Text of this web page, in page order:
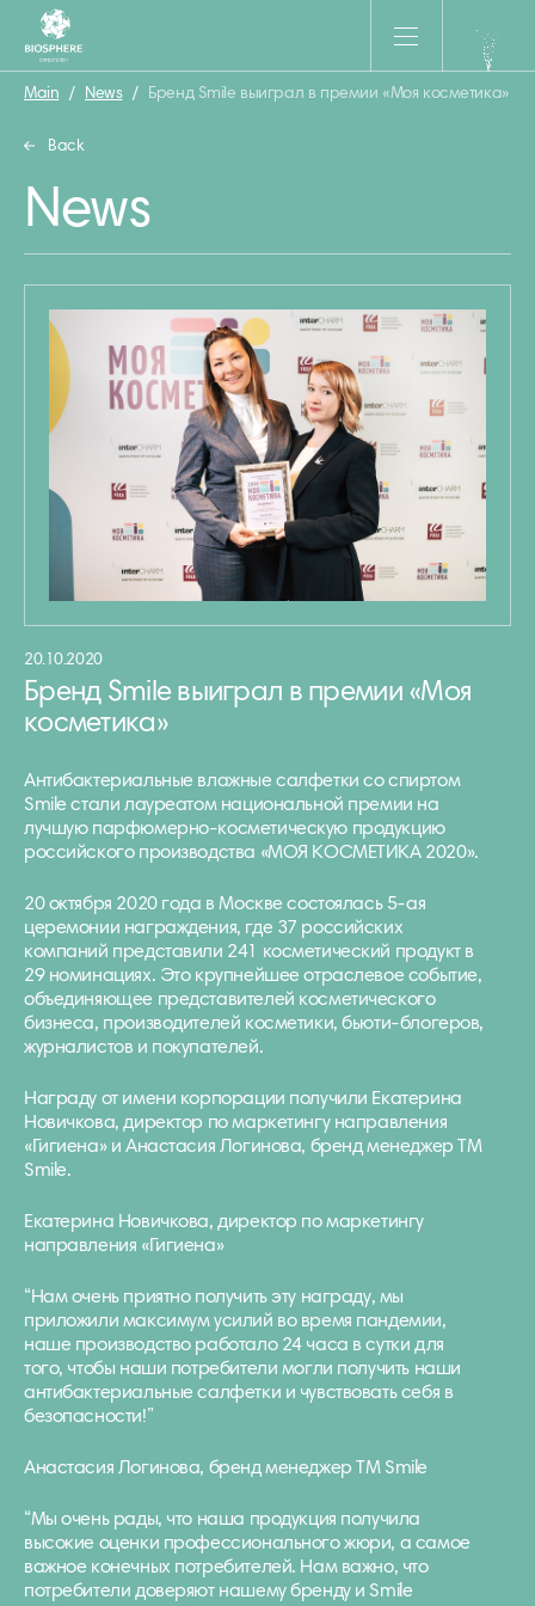
Main / News / Бренд Smile выиграл в премии «Моя косметика»
Back
News
20.10.2020
Бренд Smile выиграл в премии «Моя
косметика»
Антибактериальные влажные салфетки со спиртом
Smile стали лауреатом национальной премии на
лучшую парфюмерно-косметическую продукцию
российского производства «МОЯ КОСМЕТИКА 2020».
20 октября 2020 года в Москве состоялась 5-ая
церемонии награждения, где 37 российских
компаний представили 241 косметический продукт в
29 номинациях. Это крупнейшее отраслевое событие,
объединяющее представителей косметического
бизнеса, производителей косметики, бьюти-блогеров,
журналистов и покупателей.
Награду от имени корпорации получили Екатерина
Новичкова, директор по маркетингу направления
«Гигиена» и Анастасия Логинова, бренд менеджер ТМ
Smile.
Екатерина Новичкова, директор по маркетингу
направления «Гигиена»
“Нам очень приятно получить эту награду, мы
приложили максимум усилий во время пандемии,
наше производство работало 24 часа в сутки для
того, чтобы наши потребители могли получить наши
антибактериальные салфетки и чувствовать себя в
безопасности!”
Анастасия Логинова, бренд менеджер ТМ Smile
“Мы очень рады, что наша продукция получила
высокие оценки профессионального жюри, а самое
важное конечных потребителей. Нам важно, что
потребители доверяют нашему бренду и Smile